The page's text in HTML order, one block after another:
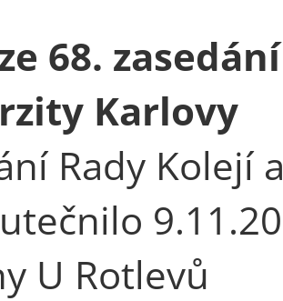
68.
Karlovy
Rady Kolejí
U Rotlevů